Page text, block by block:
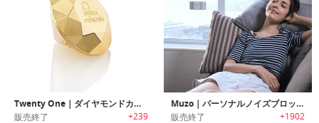
Twenty One｜ダイヤモンドカットの充電式バイブレーター
販売終了 +239
Muzo｜パーソナルノイズブロッカー「ミューゾー」
販売終了 +1902